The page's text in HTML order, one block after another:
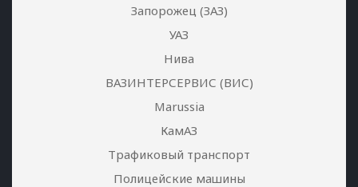
Запорожец (ЗАЗ)
УАЗ
Нива
ВАЗИНТЕРСЕРВИС (ВИС)
Marussia
КамАЗ
Трафиковый транспорт
Полицейские машины